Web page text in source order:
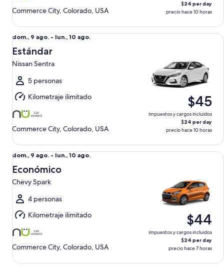
Commerce City, Colorado, USA
$24 per day
precio hace 10 horas
Del
dom.,
9
ago.
al
lun.,
10
ago.
dom., 9 ago. - lun., 10 ago.
Estándar
Nissan Sentra
5 personas
Kilometraje ilimitado
Commerce City, Colorado, USA
$45
impuestos y cargos incluidos
$24 per day
precio hace 10 horas
Estándar Nissan Sentra
Del
dom.,
9
ago.
al
lun.,
10
ago.
dom., 9 ago. - lun., 10 ago.
Económico
Chevy Spark
4 personas
Kilometraje ilimitado
Commerce City, Colorado, USA
$44
impuestos y cargos incluidos
$24 per day
precio hace 7 horas
Económico Chevy Spark